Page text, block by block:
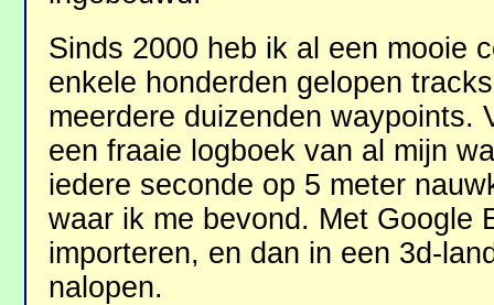
Sinds 2000 heb ik al een mooie
enkele honderden gelopen
meerdere duizenden waypoints.
een fraaie logboek van al mijn
iedere seconde op 5 meter
waar ik me bevond. Met Google
importeren, en dan in een 3d-
nalopen.